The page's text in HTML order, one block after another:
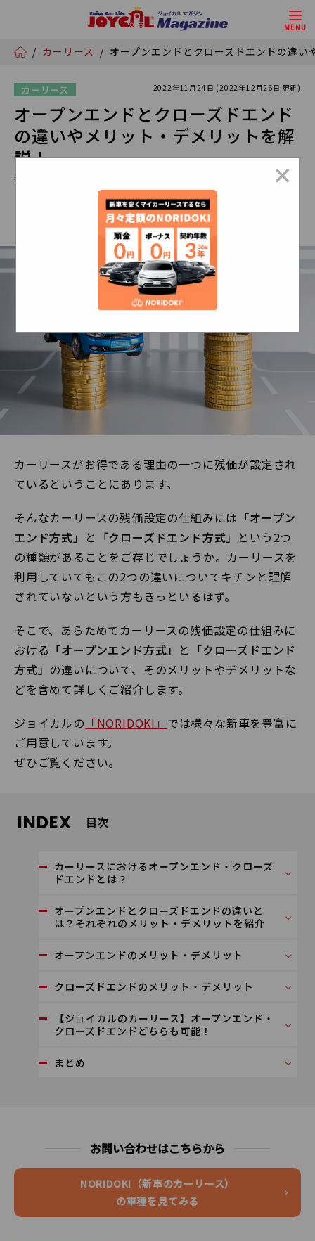
MENU
/ カーリース / オープンエンドとクローズドエンドの違
カーリース 2022年11月24日 (2022年12月26日 更新)
オープンエンドとクローズドエンド
の違いやメリット・デメリットを解
説！
# NORIDOKI
カーリースがお得である理由の一つに残価が設定され
ているということにあります。
そんなカーリースの残価設定の仕組みには 「オープン
エンド方式」 と 「クローズドエンド方式」 という2つ
の種類があることをご存じでしょうか。カーリースを
利用していてもこの2つの違いについてキチンと理解
されていないという方もきっといるはず。
そこで、あらためてカーリースの残価設定の仕組みに
おける 「オープンエンド方式」 と 「クローズドエンド
方式」 の違いについて、そのメリットやデメリットな
どを含めて詳しくご紹介します。
ジョイカルの 「NORIDOKI」 では様々な新車を豊富に
ご用意しています。
ぜひご覧ください。
INDEX 目次
カーリースにおけるオープンエンド・クローズ
ドエンドとは？
オープンエンドとクローズドエンドの違いと
は？それぞれのメリット・デメリットを紹介
オープンエンドのメリット・デメリット
クローズドエンドのメリット・デメリット
【ジョイカルのカーリース】オープンエンド・
クローズドエンドどちらも可能！
まとめ
お問い合わせはこちらから
NORIDOKI（新車のカーリース）
の車種を見てみる
×